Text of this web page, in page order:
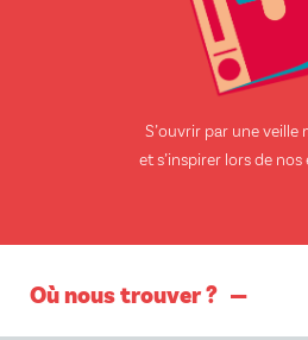
S’ouvrir par une veille
et s’inspirer lors de
Où nous trouver ?